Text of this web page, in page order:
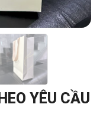
YÊU CẦU